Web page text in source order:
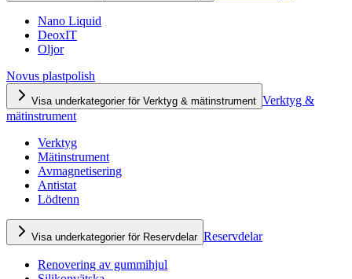
Nano Liquid
DeoxIT
Oljor
Novus plastpolish
Visa underkategorier för Verktyg & mätinstrument Verktyg &
mätinstrument
Verktyg
Mätinstrument
Avmagnetisering
Antistat
Lödtenn
Visa underkategorier för Reservdelar Reservdelar
Renovering av gummihjul